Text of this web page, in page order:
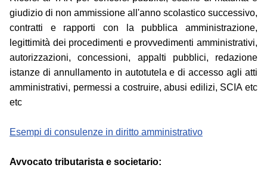
giudizio di non ammissione all'anno scolastico successivo,
contratti e rapporti con la pubblica amministrazione,
legittimità dei procedimenti e provvedimenti amministrativi,
autorizzazioni, concessioni, appalti pubblici, redazione
istanze di annullamento in autotutela e di accesso agli atti
amministrativi, permessi a costruire, abusi edilizi, SCIA etc
etc
Esempi di consulenze in diritto amministrativo
Avvocato tributarista e societario: